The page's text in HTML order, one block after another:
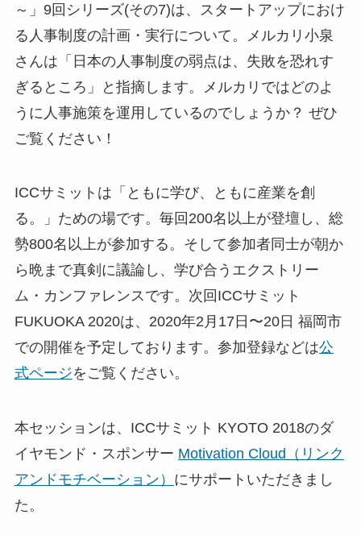
～」9回シリーズ(その7)は、スタートアップにおけ
る人事制度の計画・実行について。メルカリ小泉
さんは「日本の人事制度の弱点は、失敗を恐れす
ぎるところ」と指摘します。メルカリではどのよ
うに人事施策を運用しているのでしょうか？ ぜひ
ご覧ください！
ICCサミットは「ともに学び、ともに産業を創
る。」ための場です。毎回200名以上が登壇し、総
勢800名以上が参加する。そして参加者同士が朝か
ら晩まで真剣に議論し、学び合うエクストリー
ム・カンファレンスです。次回ICCサミット
FUKUOKA 2020は、2020年2月17日〜20日 福岡市
での開催を予定しております。参加登録などは公
式ページをご覧ください。
本セッションは、ICCサミット KYOTO 2018のダ
イヤモンド・スポンサー Motivation Cloud（リンク
アンドモチベーション） にサポートいただきまし
た。